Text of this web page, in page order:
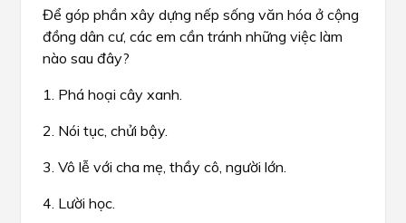
Để góp phần xây dựng nếp sống văn hóa ở cộng
đồng dân cư, các em cần tránh những việc làm
nào sau đây?
1. Phá hoại cây xanh.
2. Nói tục, chửi bậy.
3. Vô lễ với cha mẹ, thầy cô, người lớn.
4. Lười học.